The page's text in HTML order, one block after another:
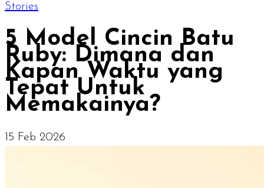
Stories
5 Model Cincin Batu
Ruby: Dimana dan
Kapan Waktu yang
Tepat Untuk
Memakainya?
15 Feb 2026